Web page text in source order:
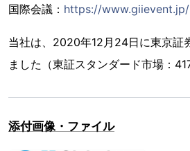
国際会議： https://www.giievent.jp/
当社は、2020年12月24日に東京証
ました（東証スタンダード市場：
添付画像・ファイル